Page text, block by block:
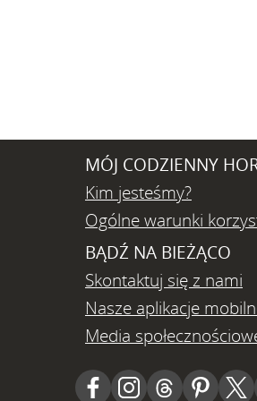
MÓJ CODZIENNY
Kim jesteśmy?
Ogólne warunki
BĄDŹ NA BIEŻĄCO
Skontaktuj się z nami
Nasze aplikacje
Media